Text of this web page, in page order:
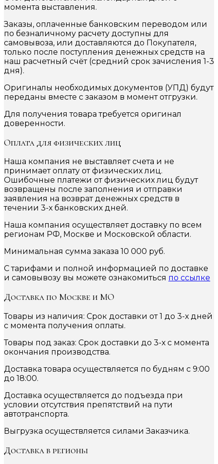
момента выставления.
Заказы, оплаченные банковским переводом или
по безналичному расчету доступны для
самовывоза, или доставляются до Покупателя,
только после поступления денежных средств на
наш расчетный счёт (средний срок зачисления 1-3
дня).
Оригиналы необходимых документов (УПД) будут
переданы вместе с заказом в момент отгрузки.
Для получения товара требуется оригинал
доверенности.
Оплата для физических лиц
Наша компания не выставляет счета и не
принимает оплату от физических лиц.
Ошибочные платежи от физических лиц будут
возвращены после заполнения и отправки
заявления на возврат денежных средств в
течении 3-х банковских дней.
Наша компания осуществляет доставку по всем
регионам РФ, Москве и Московской области.
Минимальная сумма заказа 10 000 руб.
С тарифами и полной информацией по доставке
и самовывозу вы можете ознакомиться по ссылке
Доставка по Москве и МО
Товары из наличия: Срок доставки от 1 до 3-х дней
с момента получения оплаты.
Товары под заказ: Срок доставки до 3-х с момента
окончания производства.
Доставка товара осуществляется по будням с 9:00
до 18:00.
Доставка осуществляется до подъезда при
условии отсутствия препятствий на пути
автотранспорта.
Выгрузка осуществляется силами Заказчика.
Доставка в регионы